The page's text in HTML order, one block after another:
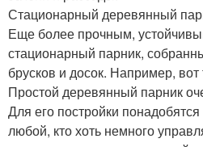
Стационарный деревянный
Еще более прочным,
стационарный парник,
брусков и досок. Например, вот
Простой деревянный парник
Для его постройки
любой, кто хоть немного